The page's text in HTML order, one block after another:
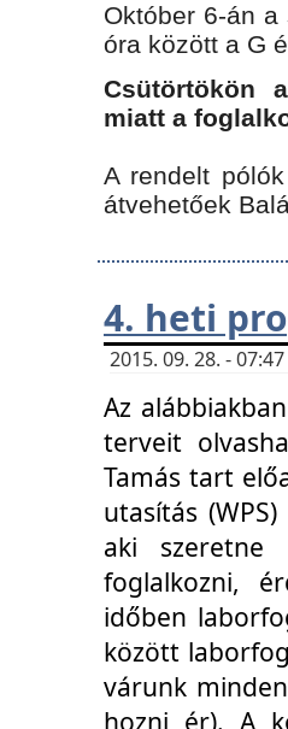
Október 6-án
óra között a G
Csütörtökön
miatt a
A rendelt
átvehetőek
4. heti
2015. 09. 28. -
Az
terveit
Tamás tart
utasítás
aki szeretne
foglalkozni,
időben
között
várunk
hozni ér). A